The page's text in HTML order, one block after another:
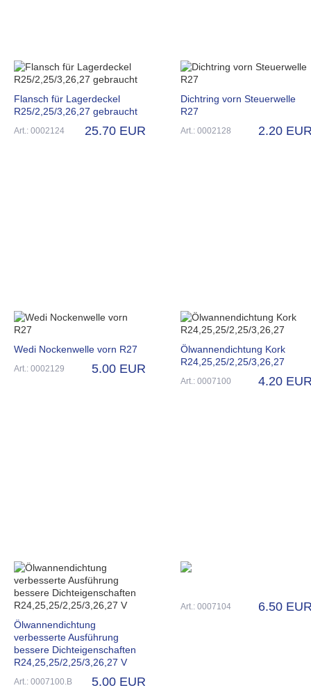
Flansch für Lagerdeckel
R25/2,25/3,26,27 gebraucht
Art.: 0002124 25.70 EUR
Dichtring vorn Steuerwelle
R27
Art.: 0002128 2.20
Wedi Nockenwelle vorn R27
Art.: 0002129 5.00 EUR
Ölwannendichtung Kork
R24,25,25/2,25/3,26,27
Art.: 0007100 4.20
Ölwannendichtung
verbesserte Ausführung
bessere Dichteigenschaften
R24,25,25/2,25/3,26,27 V
Art.: 0007100.B 5.00 EUR
Art.: 0007104 6.50